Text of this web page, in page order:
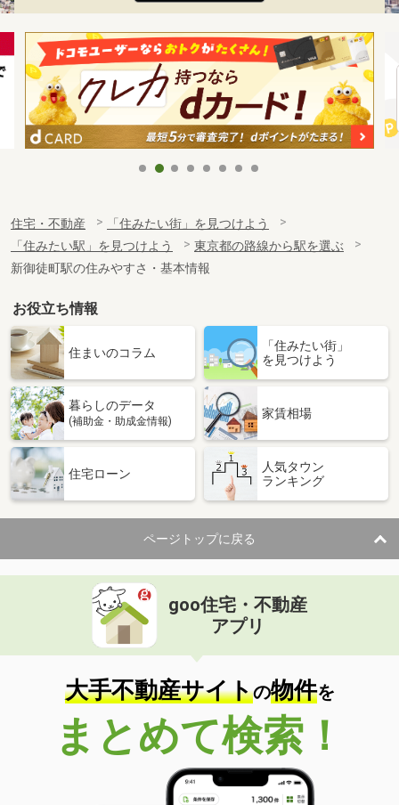
住宅・不動産
「住みたい街」を見つけよう
「住みたい駅」を見つけよう
東京都の路線から駅を選ぶ
新御徒町駅の住みやすさ・基本情報
お役立ち情報
住まいのコラム
「住みたい街」
を見つけよう
暮らしのデータ
(補助金・助成金情報)
家賃相場
住宅ローン
人気タウン
ランキング
ページトップに戻る
goo住宅・不動産
アプリ
大手不動産サイトの物件を
まとめて検索！